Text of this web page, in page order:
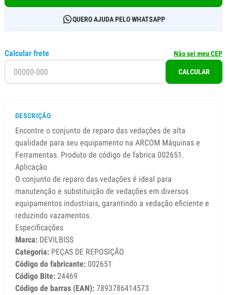
QUERO AJUDA PELO WHATSAPP
Calcular frete Não sei meu CEP
CALCULAR
DESCRIÇÃO
Encontre o conjunto de reparo das vedações de alta
qualidade para seu equipamento na ARCOM Máquinas e
Ferramentas. Produto de código de fabrica 002651.
Aplicação
O conjunto de reparo das vedações é ideal para
manutenção e substituição de vedações em diversos
equipamentos industriais, garantindo a vedação eficiente e
reduzindo vazamentos.
Especificações
Marca: DEVILBISS
Categoria: PEÇAS DE REPOSIÇÃO
Código do fabricante: 002651
Código Bite: 24469
Código de barras (EAN): 7893786414573